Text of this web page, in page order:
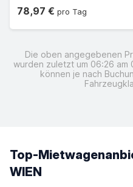
78,97 € pro Tag
Die oben angegebenen
wurden zuletzt um 06:26 am
können je nach
Top-
WIEN